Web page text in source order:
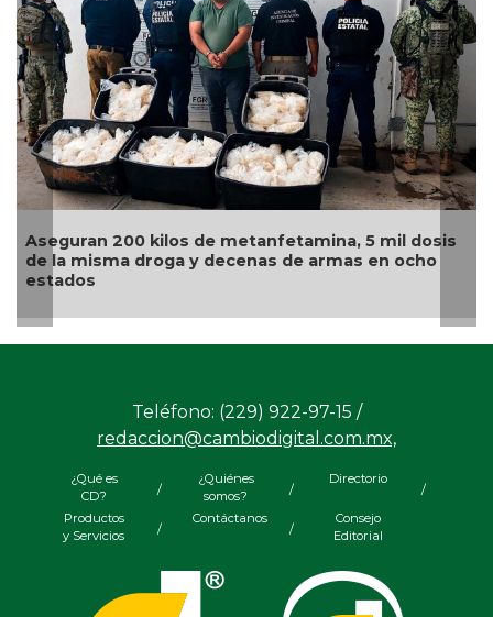
Aseguran 200 kilos de metanfetamina, 5 mil dosis
de la misma droga y decenas de armas en ocho
estados
Teléfono: (229) 922-97-15 /
redaccion@cambiodigital.com.mx,
¿Qué es
CD?
/
¿Quiénes
somos?
/
Directorio
/
Productos
y Servicios
/
Contáctanos
/
Consejo
Editorial